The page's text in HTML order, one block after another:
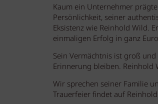
Kaum ein Unternehmer
Persönlichkeit, seiner
Eksistenz wie Reinhold Wild.
einmaligen Erfolg in ganz
Sein Vermächtnis ist groß
Erinnerung bleiben. Reinhold
Wir sprechen seiner Familie
Trauerfeier findet auf